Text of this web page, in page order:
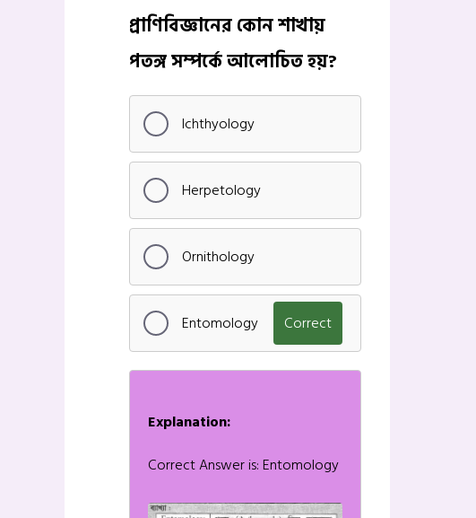
প্রাণিবিজ্ঞানের কোন শাখায়
পতঙ্গ সম্পর্কে আলোচিত হয়?
Ichthyology
Herpetology
Ornithology
Entomology Correct
Explanation:
Correct Answer is: Entomology